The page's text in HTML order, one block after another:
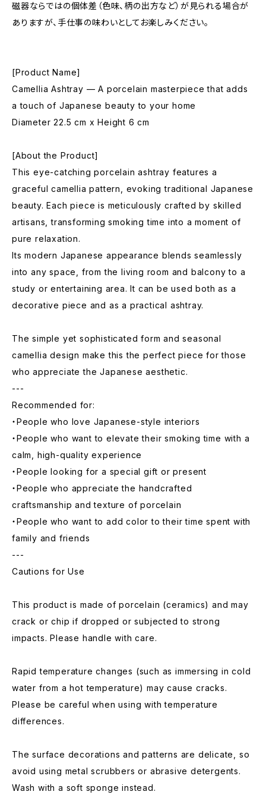
磁器ならではの個体差（色味、柄の出方など）が見られる場合が
ありますが、手仕事の味わいとしてお楽しみください。
[Product Name]
Camellia Ashtray — A porcelain masterpiece that adds
a touch of Japanese beauty to your home
Diameter 22.5 cm x Height 6 cm
[About the Product]
This eye-catching porcelain ashtray features a
graceful camellia pattern, evoking traditional Japanese
beauty. Each piece is meticulously crafted by skilled
artisans, transforming smoking time into a moment of
pure relaxation.
Its modern Japanese appearance blends seamlessly
into any space, from the living room and balcony to a
study or entertaining area. It can be used both as a
decorative piece and as a practical ashtray.
The simple yet sophisticated form and seasonal
camellia design make this the perfect piece for those
who appreciate the Japanese aesthetic.
---
Recommended for:
・People who love Japanese-style interiors
・People who want to elevate their smoking time with a
calm, high-quality experience
・People looking for a special gift or present
・People who appreciate the handcrafted
craftsmanship and texture of porcelain
・People who want to add color to their time spent with
family and friends
---
Cautions for Use
This product is made of porcelain (ceramics) and may
crack or chip if dropped or subjected to strong
impacts. Please handle with care.
Rapid temperature changes (such as immersing in cold
water from a hot temperature) may cause cracks.
Please be careful when using with temperature
differences.
The surface decorations and patterns are delicate, so
avoid using metal scrubbers or abrasive detergents.
Wash with a soft sponge instead.